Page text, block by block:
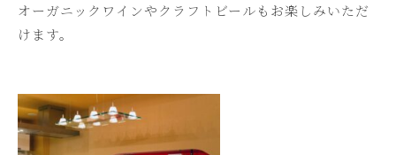
オーガニックワインやクラフトビールもお楽しみいただ
けます。